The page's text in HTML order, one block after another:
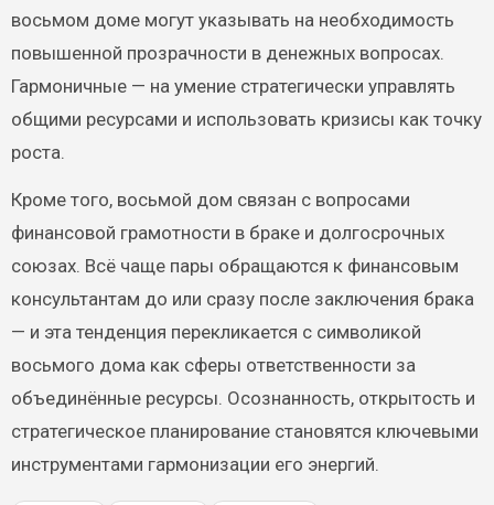
восьмом доме могут указывать на необходимость
повышенной прозрачности в денежных вопросах.
Гармоничные — на умение стратегически управлять
общими ресурсами и использовать кризисы как точку
роста.
Кроме того, восьмой дом связан с вопросами
финансовой грамотности в браке и долгосрочных
союзах. Всё чаще пары обращаются к финансовым
консультантам до или сразу после заключения брака
— и эта тенденция перекликается с символикой
восьмого дома как сферы ответственности за
объединённые ресурсы. Осознанность, открытость и
стратегическое планирование становятся ключевыми
инструментами гармонизации его энергий.